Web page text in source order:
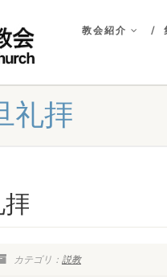
教会紹介
礼拝
拝
カテゴリ： 説教